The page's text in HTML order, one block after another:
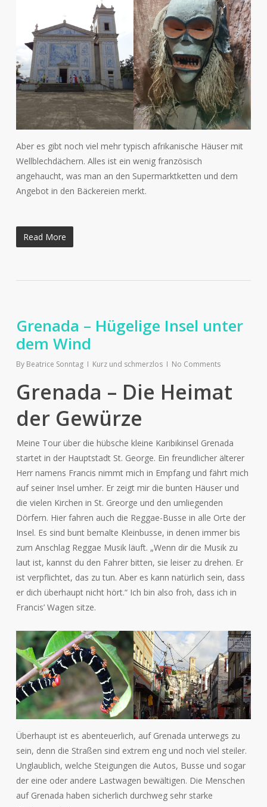
Aber es gibt noch viel mehr typisch afrikanische Häuser mit
Wellblechdächern. Alles ist ein wenig französisch
angehaucht, was man an den Supermarktketten und dem
Angebot in den Bäckereien merkt.
Read More
Grenada – Hügelige Insel unter
dem Wind
By Beatrice Sonntag Kurz und schmerzlos No Comments
Grenada – Die Heimat
der Gewürze
Meine Tour über die hübsche kleine Karibikinsel Grenada
startet in der Hauptstadt St. George. Ein freundlicher älterer
Herr namens Francis nimmt mich in Empfang und fährt mich
auf seiner Insel umher. Er zeigt mir die bunten Häuser und
die vielen Kirchen in St. Greorge und den umliegenden
Dörfern. Hier fahren auch die Reggae-Busse in alle Orte der
Insel. Es sind bunt bemalte Kleinbusse, in denen immer bis
zum Anschlag Reggae Musik läuft. „Wenn dir die Musik zu
laut ist, kannst du den Fahrer bitten, sie leiser zu drehen. Er
ist verpflichtet, das zu tun. Aber es kann natürlich sein, dass
er dich überhaupt nicht hört.“ Ich bin also froh, dass ich in
Francis’ Wagen sitze.
Überhaupt ist es abenteuerlich, auf Grenada unterwegs zu
sein, denn die Straßen sind extrem eng und noch viel steiler.
Unglaublich, welche Steigungen die Autos, Busse und sogar
der eine oder andere Lastwagen bewältigen. Die Menschen
auf Grenada haben sicherlich durchweg sehr starke